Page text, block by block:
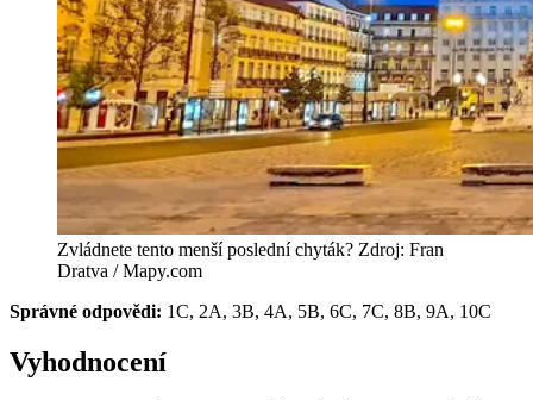
Zvládnete tento menší poslední chyták? Zdroj: Fran
Dratva / Mapy.com
Správné odpovědi: 1C, 2A, 3B, 4A, 5B, 6C, 7C, 8B, 9A, 10C
Vyhodnocení